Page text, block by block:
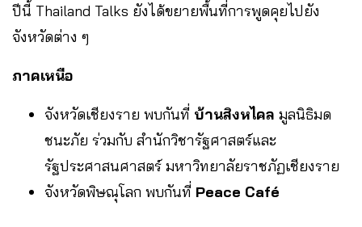
ปีนี้ Thailand Talks ยังได้ขยายพื้นที่การพูดคุยไปยัง
จังหวัดต่าง ๆ
ภาคเหนือ
จังหวัดเชียงราย พบกันที่ บ้านสิงหไคล มูลนิธิมด
ชนะภัย ร่วมกับ สำนักวิชารัฐศาสตร์และ
รัฐประศาสนศาสตร์ มหาวิทยาลัยราชภัฏเชียงราย
จังหวัดพิษณุโลก พบกันที่ Peace Café